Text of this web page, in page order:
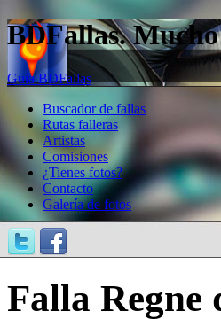
BDFallas. Mucho
Guía BDFallas
Buscador de fallas
Rutas falleras
Artistas
Comisiones
¿Tienes fotos?
Contacto
Galería de fotos
Falla Regne